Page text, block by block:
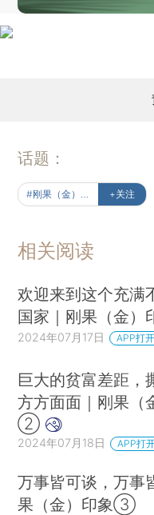
话题：
+关注
相关阅读
欢迎来到这个充满
国家｜刚果（金
2024年07月17日 APP打开
巨大的贫富差距，
方方面面｜刚果（
②
2024年07月18日 APP打
万事皆可谈，万事
果（金）印象③